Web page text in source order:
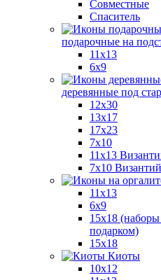
Совместные
Спаситель
подарочные на
11x13
6x9
деревянные под
12х30
13x17
17x23
7x10
11x13
7x10
11x13
6x9
15х18
подарком)
15x18
Киоты
10x12